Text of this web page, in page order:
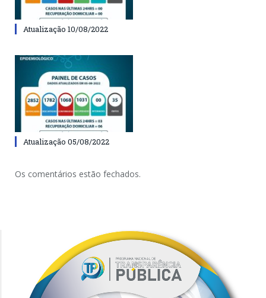
Atualização 10/08/2022
Atualização 05/08/2022
Os comentários estão fechados.